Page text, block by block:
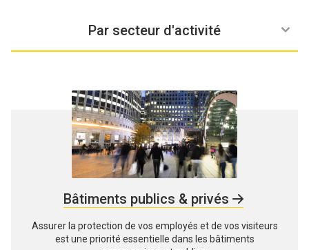
Par secteur d'activité
Par systèmes
Par solutions
Bâtiments publics & privés
Assurer la protection de vos employés et de vos visiteurs
est une priorité essentielle dans les bâtiments